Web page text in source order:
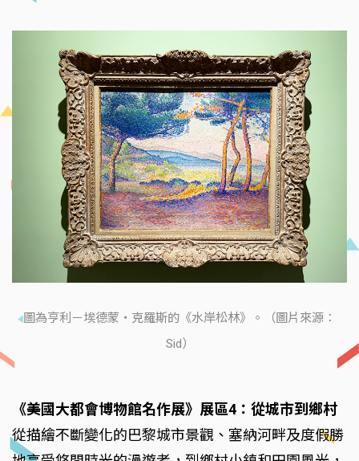
圖為亨利－埃德蒙・克羅斯的《水岸松林》。（圖片來源：
Sid）
《美國大都會博物館名作展》展區4：從城市到鄉村
從描繪不斷變化的巴黎城市景觀、塞納河畔及度假勝